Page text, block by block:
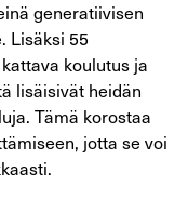
generatiivisen
Lisäksi 55
koulutus ja
lisäisivät heidän
Tämä korostaa
jotta se voi